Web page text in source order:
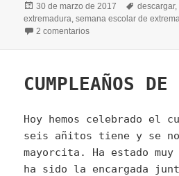
Publicado
el
30 de marzo de 2017 Etiquetas
descargar,
extremadura,semana escolar de
2 comentariosen LEEMOS EL
CUMPLEAÑOS DE
Hoy hemos celebrado el
seis añitos tiene y se
mayorcita. Ha estado muy
ha sido la encargada